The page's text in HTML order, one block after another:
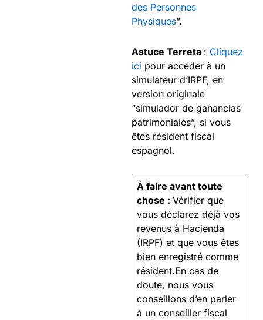
des Personnes
Physiques”.
Astuce Terreta : Cliquez
ici pour accéder à un
simulateur d’IRPF, en
version originale
“simulador de ganancias
patrimoniales”, si vous
êtes résident fiscal
espagnol.
À faire avant toute
chose : Vérifier que
vous déclarez déjà vos
revenus à Hacienda
(IRPF) et que vous êtes
bien enregistré comme
résident.En cas de
doute, nous vous
conseillons d’en parler
à un conseiller fiscal